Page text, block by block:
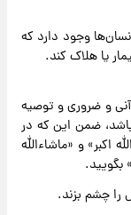
وجود دارد که
یا هلاک کند.
و ضروری و توصیه
ضمن این که در
اکبر» و «ماشاءالله
بگویید.
چشم بزند.